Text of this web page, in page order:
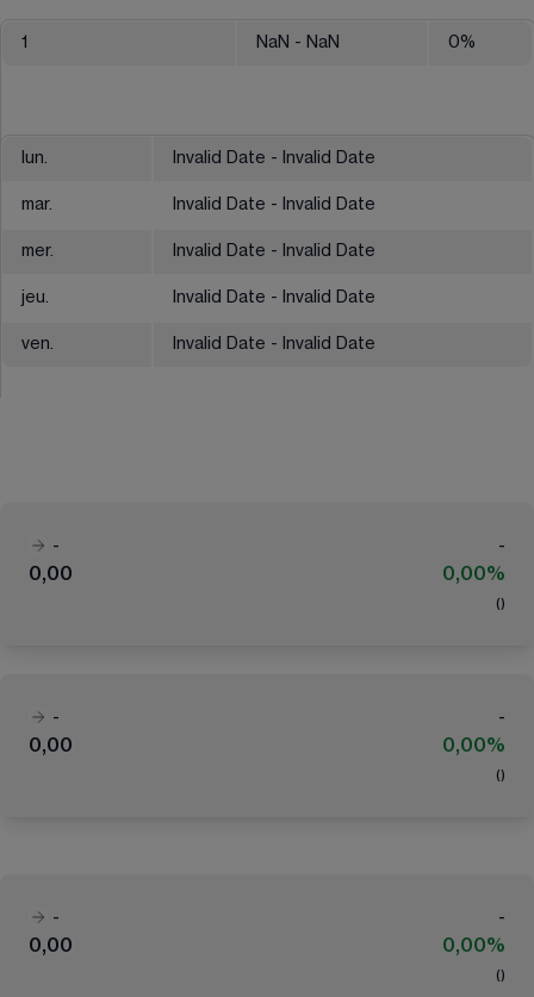
1 NaN - NaN 0%
lun. Invalid Date - Invalid Date
mar. Invalid Date - Invalid Date
mer. Invalid Date - Invalid Date
jeu. Invalid Date - Invalid Date
ven. Invalid Date - Invalid Date
-
-
0,00
0,00%
( )
-
-
0,00
0,00%
( )
-
-
0,00
0,00%
( )